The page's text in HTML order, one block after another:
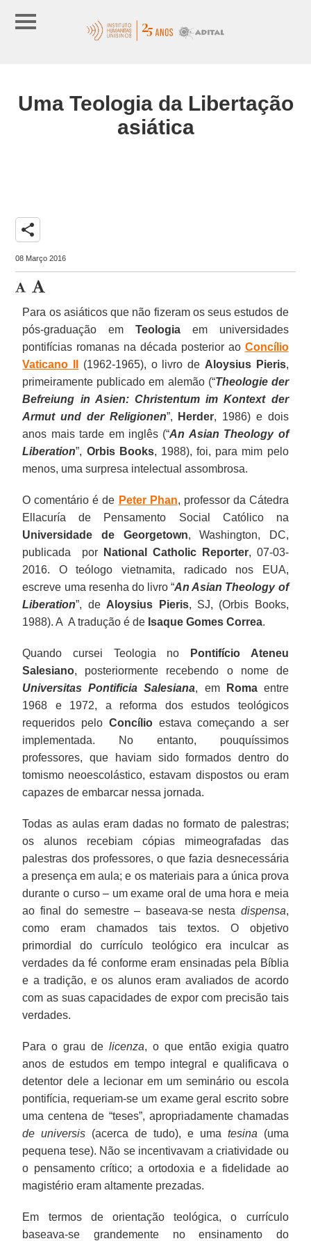
Uma Teologia da Libertação
asiática
share
08 Março 2016
Para os asiáticos que não fizeram os seus estudos de
pós-graduação em Teologia em universidades
pontifícias romanas na década posterior ao Concílio
Vaticano II
(1962-1965), o livro de Aloysius Pieris,
primeiramente publicado em alemão (“Theologie der
Befreiung in Asien: Christentum im Kontext der
Armut und der Religionen”, Herder, 1986) e dois
anos mais tarde em inglês (“An Asian Theology of
Liberation”, Orbis Books, 1988), foi, para mim pelo
menos, uma surpresa intelectual assombrosa.
O comentário é de Peter Phan, professor da Cátedra
Ellacuría de Pensamento Social Católico na
Universidade de Georgetown, Washington, DC,
publicada por
National Catholic Reporter, 07-03-
2016. O teólogo vietnamita, radicado nos EUA,
escreve uma resenha do livro“An Asian Theology of
Liberation”, de Aloysius Pieris, SJ, (Orbis Books,
1988). A A tradução é de Isaque Gomes Correa.
Quando cursei Teologia no
Pontifício Ateneu
Salesiano, posteriormente recebendo o nome de
Universitas Pontificia Salesiana, em Romaentre
1968 e 1972, a reforma dos estudos teológicos
requeridos pelo Concílioestava começando a ser
implementada. No entanto, pouquíssimos
professores, que haviam sido formados dentro do
tomismo neoescolástico, estavam dispostos ou eram
capazes de embarcar nessa jornada.
Todas as aulas eram dadas no formato de palestras;
os alunos recebiam cópias mimeografadas das
palestras dos professores, o que fazia desnecessária
a presença em aula; e os materiais para a única prova
durante o curso – um exame oral de uma hora e meia
ao final do semestre – baseava-se nesta dispensa,
como eram chamados tais textos. O objetivo
primordial do currículo teológico era inculcar as
verdades da fé conforme eram ensinadas pela Bíblia
e a tradição, e os alunos eram avaliados de acordo
com as suas capacidades de expor com precisão tais
verdades.
Para o grau delicenza, o que então exigia quatro
anos de estudos em tempo integral e qualificava o
detentor dele a lecionar em um seminário ou escola
pontifícia, requeriam-se um exame geral escrito sobre
uma centena de “teses”, apropriadamente chamadas
de universis (acerca de tudo), e uma tesina (uma
pequena tese). Não se incentivavam a criatividade ou
o pensamento crítico; a ortodoxia e a fidelidade ao
magistério eram altamente prezadas.
Em termos de orientação teológica, o currículo
baseava-se grandemente no ensinamento do